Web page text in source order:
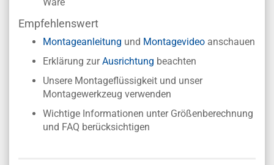
Empfehlenswert
Montageanleitung und Montagevideo anschauen
Erklärung zurAusrichtung beachten
Unsere Montageflüssigkeit und unser
Montagewerkzeug verwenden
Wichtige Informationen unter Größenberechnung
und FAQ berücksichtigen